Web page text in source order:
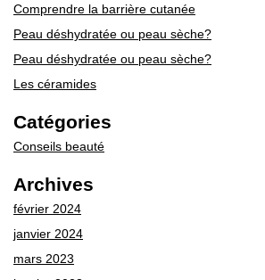
Comprendre la barrière cutanée
Peau déshydratée ou peau sèche?
Peau déshydratée ou peau sèche?
Les céramides
Catégories
Conseils beauté
Archives
février 2024
janvier 2024
mars 2023